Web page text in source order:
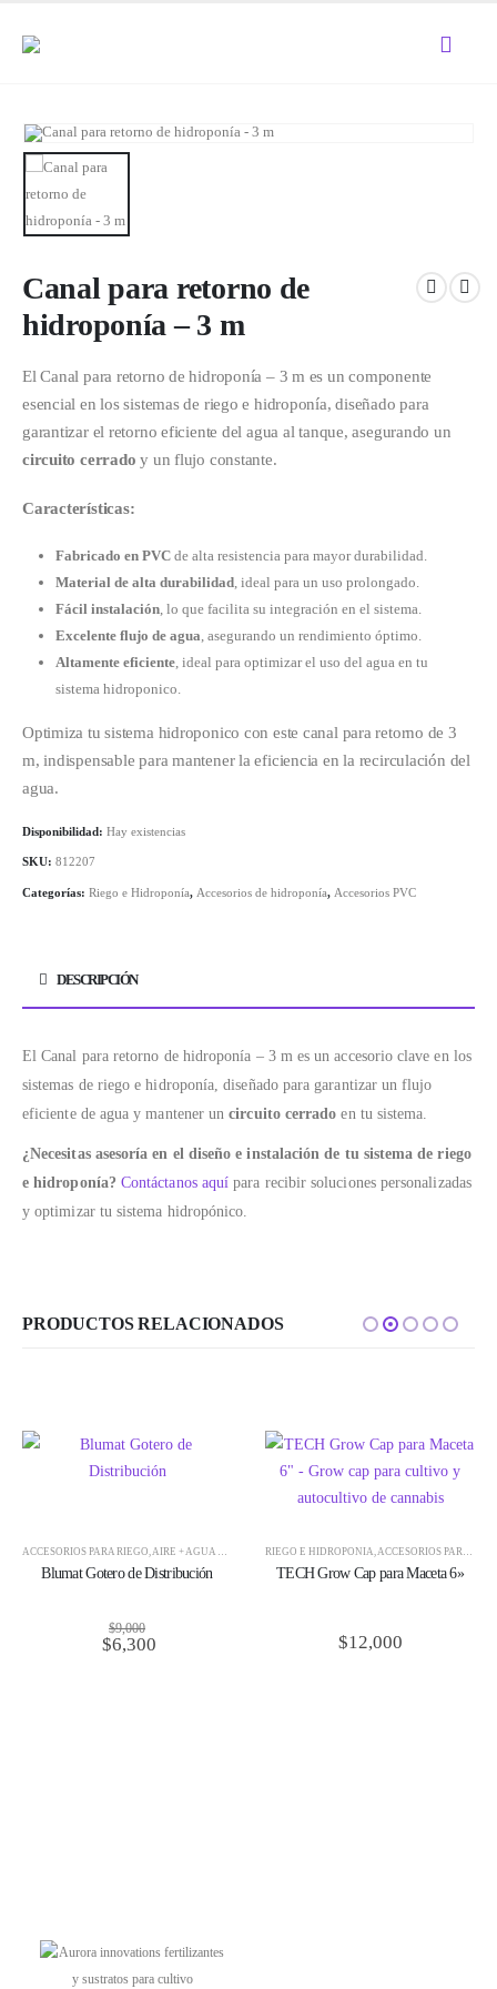
Canal para retorno de
hidroponía – 3 m
El Canal para retorno de hidroponía – 3 m es un componente
esencial en los sistemas de riego e hidroponía, diseñado para
garantizar el retorno eficiente del agua al tanque, asegurando un
circuito cerrado y un flujo constante.
Características:
Fabricado en PVCde alta resistencia para mayor durabilidad.
Material de alta durabilidad, ideal para un uso prolongado.
Fácil instalación, lo que facilita su integración en el sistema.
Excelente flujo de agua, asegurando un rendimiento óptimo.
Altamente eficiente, ideal para optimizar el uso del agua en tu
sistema hidroponico.
Optimiza tu sistema hidroponico con este canal para retorno de 3
m, indispensable para mantener la eficiencia en la recirculación del
agua.
Disponibilidad: Hay existencias
SKU: 812207
Categorías: Riego e Hidroponía, Accesorios de hidroponía, Accesorios PVC
DESCRIPCIÓN
El Canal para retorno de hidroponía – 3 m es un accesorio clave en los
sistemas de riego e hidroponía, diseñado para garantizar un flujo
eficiente de agua y mantener uncircuito cerrado en tu sistema.
¿Necesitas asesoría en el diseño e instalación de tu sistema de riego
e hidroponía? Contáctanos aquí para recibir soluciones personalizadas
y optimizar tu sistema hidropónico.
PRODUCTOS RELACIONADOS
HIDROPONÍA
AIRE + AGUA + CO2 ,CULTIVO,GOTEROS Y CINTA PARA RIEGO, TECH
ACCESORIOS PARA RIEGO AIRE + AGUA + CO2 BLUMAT, RIEGO AUTOMÁTICO BLUMAT,RIEGO E
Blumat Gotero de Distribución
$9,000
$6,300
RIEGO E HIDROPONÍA ACCESORIOS PARA RIEGO
TECH Grow Cap para Maceta 6»
$12,000